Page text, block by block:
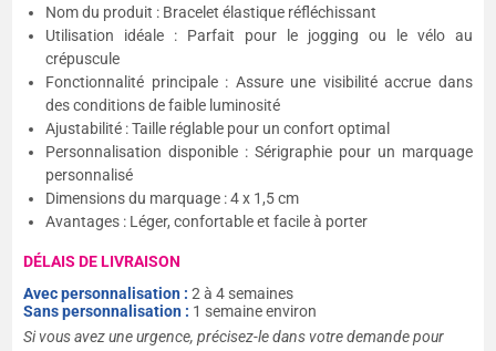
Nom du produit : Bracelet élastique réfléchissant
Utilisation idéale : Parfait pour le jogging ou le vélo au
crépuscule
Fonctionnalité principale : Assure une visibilité accrue dans
des conditions de faible luminosité
Ajustabilité : Taille réglable pour un confort optimal
Personnalisation disponible : Sérigraphie pour un marquage
personnalisé
Dimensions du marquage : 4 x 1,5 cm
Avantages : Léger, confortable et facile à porter
DÉLAIS DE LIVRAISON
Avec personnalisation :2 à 4 semaines
Sans personnalisation : 1 semaine environ
Si vous avez une urgence, précisez-le dans votre demande pour